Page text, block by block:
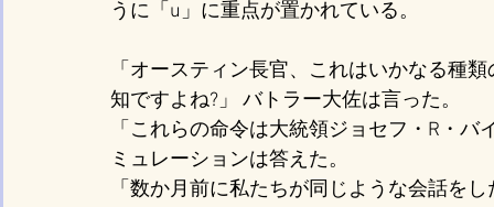
うに「u」に重点が置かれている。
「オースティン長官、これはいかなる種
知ですよね?」 バトラー大佐は言った。
「これらの命令は大統領ジョセフ・R・
ミュレーションは答えた。
「数か月前に私たちが同じような会話を